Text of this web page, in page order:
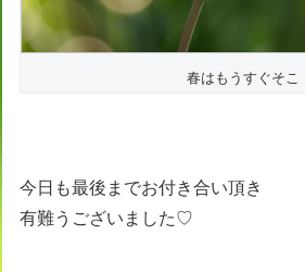
春はもうすぐそこ
今日も最後までお付き合い頂き
有難うございました♡